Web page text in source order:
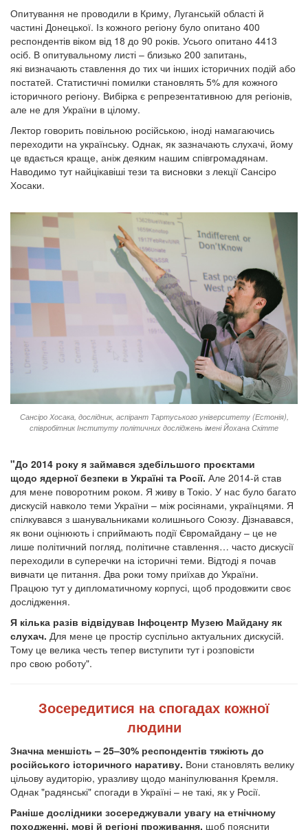
Опитування не проводили в Криму, Луганській області й
частині Донецької. Із кожного регіону було опитано 400
респондентів віком від 18 до 90 років. Усього опитано 4413
осіб. В опитувальному листі – близько 200 запитань,
які визначають ставлення до тих чи інших історичних подій або
постатей. Статистичні помилки становлять 5% для кожного
історичного регіону. Вибірка є репрезентативною для регіонів,
але не для України в цілому.
Лектор говорить повільною російською, іноді намагаючись
переходити на українську. Однак, як зазначають слухачі, йому
це вдається краще, аніж деяким нашим співгромадянам.
Наводимо тут найцікавіші тези та висновки з лекції Сансіро
Хосаки.
Сансіро Хосака, дослідник, аспірант Тартуського університету (Естонія),
співробітник Інституту політичних досліджень імені Йохана Скітте
"До 2014 року я займався здебільшого проєктами
щодо ядерної безпеки в Україні та Росії. Але 2014-й став
для мене поворотним роком. Я живу в Токіо. У нас було багато
дискусій навколо теми України – між росіянами, українцями. Я
спілкувався з шанувальниками колишнього Союзу. Дізнавався,
як вони оцінюють і сприймають події Євромайдану – це не
лише політичний погляд, політичне ставлення… часто дискусії
переходили в суперечки на історичні теми. Відтоді я почав
вивчати це питання. Два роки тому приїхав до України.
Працюю тут у дипломатичному корпусі, щоб продовжити своє
дослідження.
Я кілька разів відвідував Інфоцентр Музею Майдану як
слухач. Для мене це простір суспільно актуальних дискусій.
Тому це велика честь тепер виступити тут і розповісти
про свою роботу".
Зосередитися на спогадах кожної
людини
Значна меншість – 25–30% респондентів тяжіють до
російського історичного наративу. Вони становлять велику
цільову аудиторію, уразливу щодо маніпулювання Кремля.
Однак "радянські" спогади в Україні – не такі, як у Росії.
Раніше дослідники зосереджували увагу на етнічному
походженні, мові й регіоні проживання, щоб пояснити